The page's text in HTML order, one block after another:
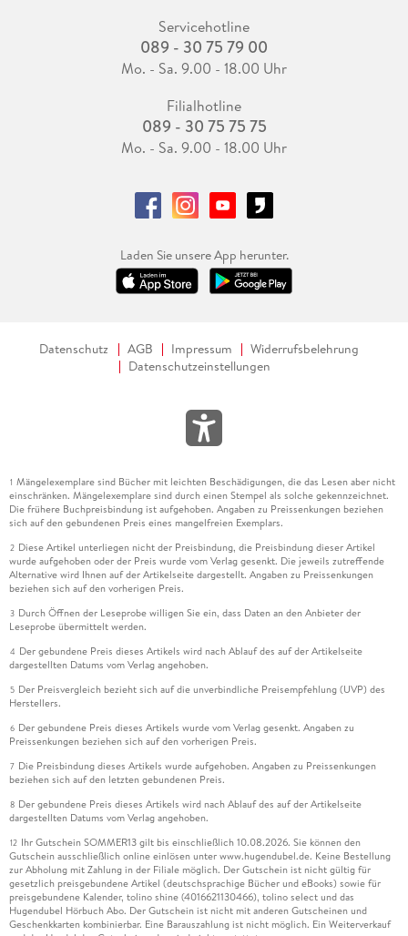
Servicehotline
089 - 30 75 79 00
Mo. - Sa. 9.00 - 18.00 Uhr
Filialhotline
089 - 30 75 75 75
Mo. - Sa. 9.00 - 18.00 Uhr
Laden Sie unsere App herunter.
Datenschutz AGB Impressum
Widerrufsbelehrung
Datenschutzeinstellungen
1 Mängelexemplare sind Bücher mit leichten Beschädigungen, die das Lesen aber nicht
einschränken. Mängelexemplare sind durch einen Stempel als solche gekennzeichnet.
Die frühere Buchpreisbindung ist aufgehoben. Angaben zu Preissenkungen beziehen
sich auf den gebundenen Preis eines mangelfreien Exemplars.
2 Diese Artikel unterliegen nicht der Preisbindung, die Preisbindung dieser Artikel
wurde aufgehoben oder der Preis wurde vom Verlag gesenkt. Die jeweils zutreffende
Alternative wird Ihnen auf der Artikelseite dargestellt. Angaben zu Preissenkungen
beziehen sich auf den vorherigen Preis.
3 Durch Öffnen der Leseprobe willigen Sie ein, dass Daten an den Anbieter der
Leseprobe übermittelt werden.
4 Der gebundene Preis dieses Artikels wird nach Ablauf des auf der Artikelseite
dargestellten Datums vom Verlag angehoben.
5 Der Preisvergleich bezieht sich auf die unverbindliche Preisempfehlung (UVP) des
Herstellers.
6 Der gebundene Preis dieses Artikels wurde vom Verlag gesenkt. Angaben zu
Preissenkungen beziehen sich auf den vorherigen Preis.
7 Die Preisbindung dieses Artikels wurde aufgehoben. Angaben zu Preissenkungen
beziehen sich auf den letzten gebundenen Preis.
8 Der gebundene Preis dieses Artikels wird nach Ablauf des auf der Artikelseite
dargestellten Datums vom Verlag angehoben.
12 Ihr Gutschein SOMMER13 gilt bis einschließlich 10.08.2026. Sie können den
Gutschein ausschließlich online einlösen unter www.hugendubel.de. Keine Bestellung
zur Abholung mit Zahlung in der Filiale möglich. Der Gutschein ist nicht gültig für
gesetzlich preisgebundene Artikel (deutschsprachige Bücher und eBooks) sowie für
preisgebundene Kalender, tolino shine (4016621130466), tolino select und das
Hugendubel Hörbuch Abo. Der Gutschein ist nicht mit anderen Gutscheinen und
Geschenkkarten kombinierbar. Eine Barauszahlung ist nicht möglich. Ein Weiterverkauf